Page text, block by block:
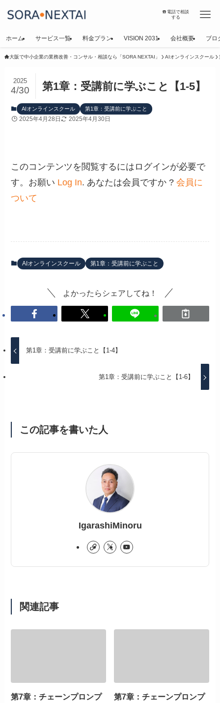
☎️電話で相談
する
ホーム サービス一覧 料金プラン VISION 2031 会社概要 ブロ
大阪で中小企業の業務改善・コンサル・相談なら「SORA NEXTAI」 AIオンラインスクール
第1章：受講前に学ぶこと【1-5】
2025
4/30
AIオンラインスクール 第1章：受講前に学ぶこと
2025年4月28日 2025年4月30日
このコンテンツを閲覧するにはログインが必要で
す。お願い Log In. あなたは会員ですか ?会員に
ついて
AIオンラインスクール 第1章：受講前に学ぶこと
よかったらシェアしてね！
第1章：受講前に学ぶこと【1-4】
第1章：受講前に学ぶこと【1-6】
この記事を書いた人
IgarashiMinoru
関連記事
第7章：チェーンプロンプ
第7章：チェーンプロンプ